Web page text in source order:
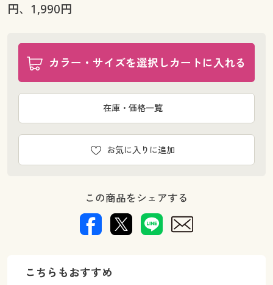
円、1,990円
カラー・サイズを選択しカートに入れる
お気に入りに追加
在庫・価格一覧
この商品をシェアする
こちらもおすすめ